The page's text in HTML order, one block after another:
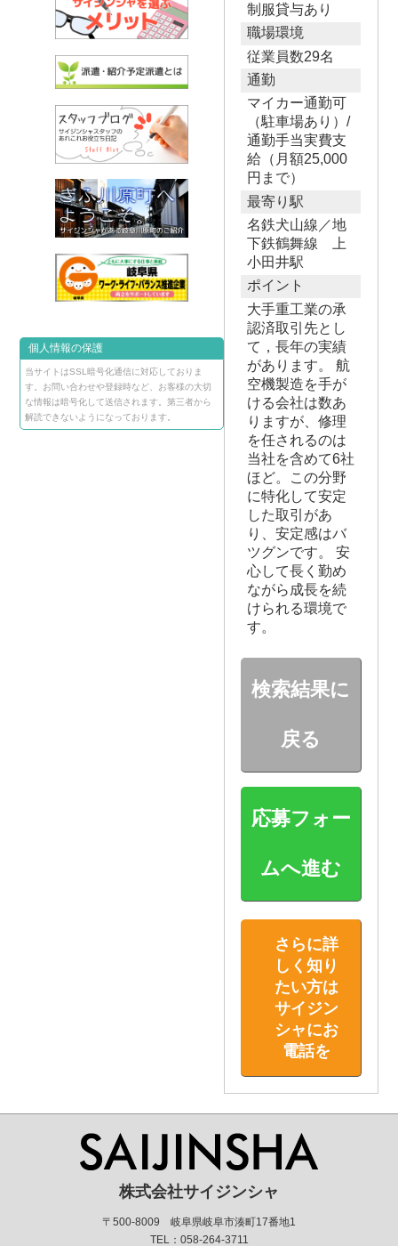
制服貸与あり
職場環境
従業員数29名
通勤
マイカー通勤可
（駐車場あり）/
通勤手当実費支
給（月額25,000
円まで）
最寄り駅
名鉄犬山線／地
下鉄鶴舞線 上
小田井駅
ポイント
大手重工業の承
認済取引先とし
て，長年の実績
があります。 航
空機製造を手が
ける会社は数あ
りますが、修理
を任されるのは
当社を含めて6社
ほど。この分野
に特化して安定
した取引があ
り、安定感はバ
ツグンです。 安
心して長く勤め
ながら成長を続
けられる環境で
す。
検索結果に
戻る
応募フォー
ムへ進む
さらに詳
しく知り
たい方は
サイジン
シャにお
電話を
個人情報の保護
当サイトはSSL暗号化通信に対応しておりま
す。お問い合わせや登録時など、お客様の大切
な情報は暗号化して送信されます。第三者から
解読できないようになっております。
株式会社サイジンシャ
〒500-8009 岐阜県岐阜市湊町17番地1
TEL：058-264-3711